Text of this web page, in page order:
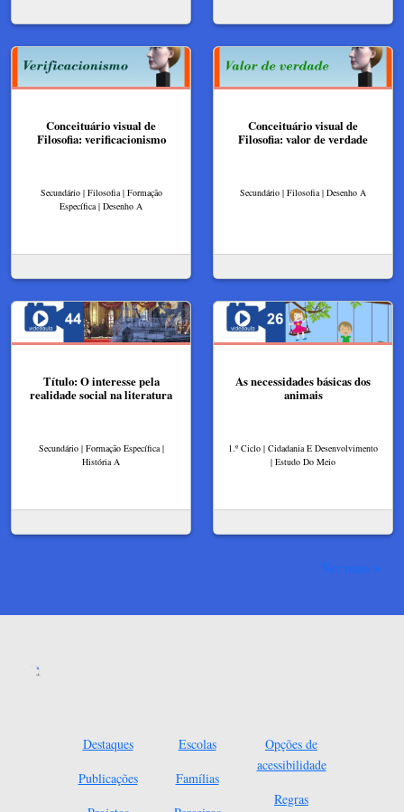
Conceituário visual de
Filosofia: verificacionismo
Secundário | Filosofia | Formação
Específica | Desenho A
Conceituário visual de
Filosofia: valor de verdade
Secundário | Filosofia | Desenho A
Título: O interesse pela
realidade social na literatura
Secundário | Formação Específica |
História A
As necessidades básicas dos
animais
1.º Ciclo | Cidadania E Desenvolvimento
| Estudo Do Meio
Ver mais
Destaques
Publicações
Escolas
Famílias
Opções de
acessibilidade
Regras